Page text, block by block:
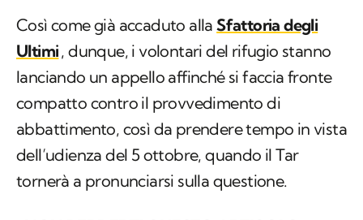
Così come già accaduto allaSfattoria degli
Ultimi, dunque, i volontari del rifugio stanno
lanciando un appello affinché si faccia fronte
compatto contro il provvedimento di
abbattimento, così da prendere tempo in vista
dell’udienza del 5 ottobre, quando il Tar
tornerà a pronunciarsi sulla questione.